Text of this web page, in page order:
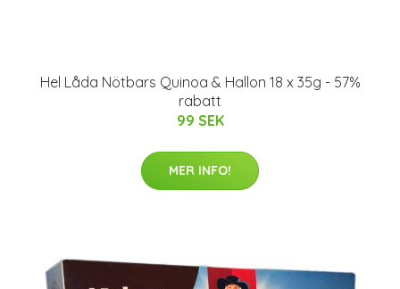
Hel Låda Nötbars Quinoa & Hallon 18 x 35g - 57%
rabatt
99 SEK
MER INFO!